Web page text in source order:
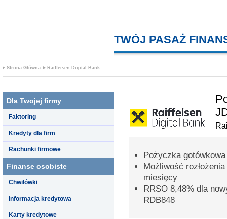
TWÓJ PASAŻ
Strona Główna Raiffeisen Digital Bank
Dla Twojej firmy
Faktoring
Kredyty dla firm
Rachunki firmowe
Finanse osobiste
Chwilówki
Informacja kredytowa
Karty kredytowe
Pożyczka
Możliwość
miesięcy
RRSO 8,48% dla
RDB848